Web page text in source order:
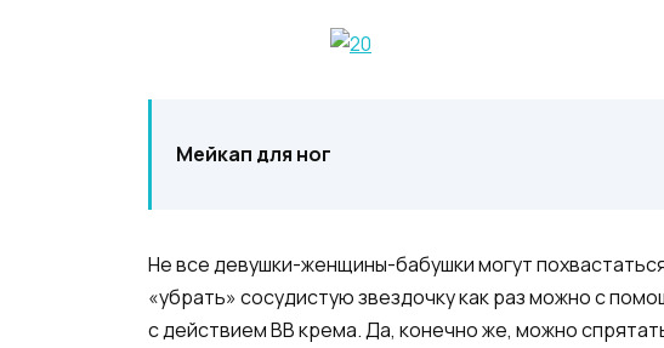
Мейкап для ног
Не все девушки-женщины-бабушки могут
«убрать» сосудистую звездочку как раз можно с
с действием BB крема. Да, конечно же, можно